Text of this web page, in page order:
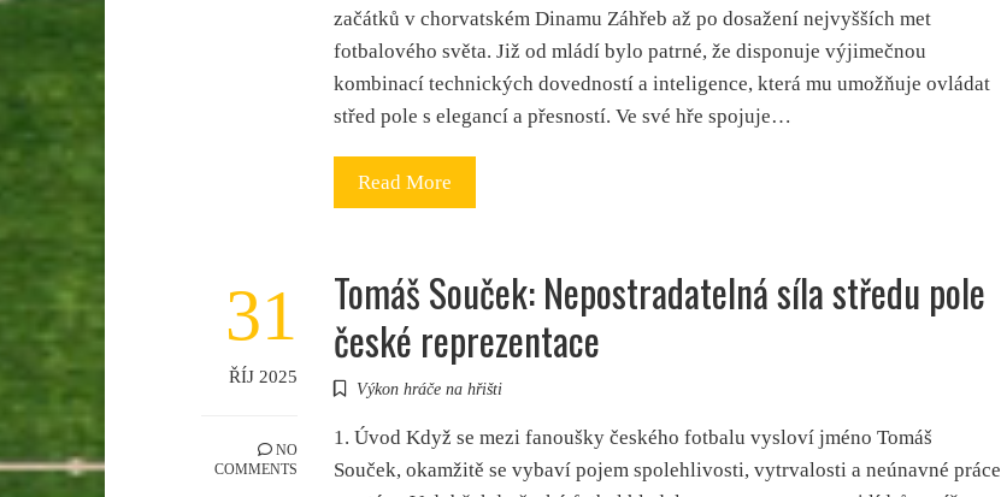
začátků v chorvatském Dinamu Záhřeb až po dosažení nejvyšších met
fotbalového světa. Již od mládí bylo patrné, že disponuje výjimečnou
kombinací technických dovedností a inteligence, která mu umožňuje ovládat
střed pole s elegancí a přesností. Ve své hře spojuje…
Read More
31
ŘÍJ 2025
NO
COMMENTS
Tomáš Souček: Nepostradatelná síla středu pole
české reprezentace
Výkon hráče na hřišti
1. Úvod Když se mezi fanoušky českého fotbalu vysloví jméno Tomáš
Souček, okamžitě se vybaví pojem spolehlivosti, vytrvalosti a neúnavné práce